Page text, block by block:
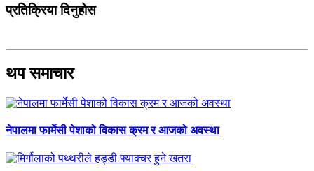
प्रतिक्रिया दिनुहोस
थप समाचार
नेपालमा फार्मेसी पेशाको विकास क्रम र आजको अवस्था